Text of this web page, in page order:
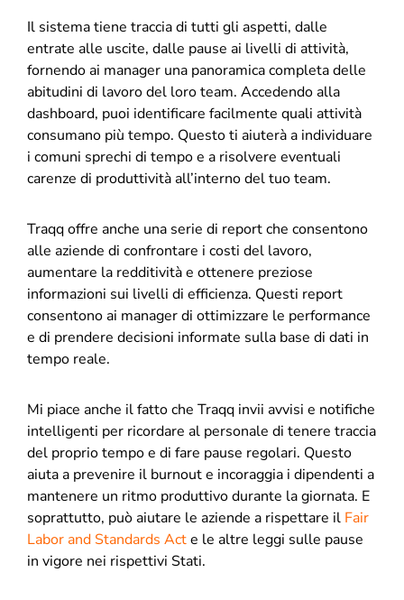
Il sistema tiene traccia di tutti gli aspetti, dalle
entrate alle uscite, dalle pause ai livelli di attività,
fornendo ai manager una panoramica completa delle
abitudini di lavoro del loro team. Accedendo alla
dashboard, puoi identificare facilmente quali attività
consumano più tempo. Questo ti aiuterà a individuare
i comuni sprechi di tempo e a risolvere eventuali
carenze di produttività all’interno del tuo team.
Traqq offre anche una serie di report che consentono
alle aziende di confrontare i costi del lavoro,
aumentare la redditività e ottenere preziose
informazioni sui livelli di efficienza. Questi report
consentono ai manager di ottimizzare le performance
e di prendere decisioni informate sulla base di dati in
tempo reale.
Mi piace anche il fatto che Traqq invii avvisi e notifiche
intelligenti per ricordare al personale di tenere traccia
del proprio tempo e di fare pause regolari. Questo
aiuta a prevenire il burnout e incoraggia i dipendenti a
mantenere un ritmo produttivo durante la giornata. E
soprattutto, può aiutare le aziende a rispettare il Fair
Labor and Standards Acte le altre leggi sulle pause
in vigore nei rispettivi Stati.